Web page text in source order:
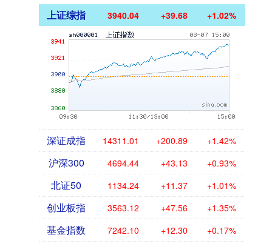
上证综指 3940.04 +39.68 +1.02%
深证成指 14311.01 +200.89 +1.42%
沪深300 4694.44 +43.13 +0.93%
北证50 1134.24 +11.37 +1.01%
创业板指 3563.12 +47.56 +1.35%
基金指数 7242.10 +12.30 +0.17%